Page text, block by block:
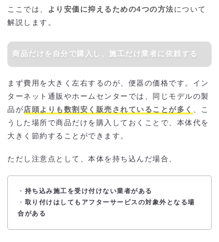
ここでは、 より安価に抑えるための4つの方法 について
解説します。
商品だけを自分で購入し、施工だけ業者に依頼する
まず費用を大きく左右するのが、便器の価格です。イン
ターネット通販やホームセンターでは、同じモデルの製
品が店頭よりも数割安く販売されていることが多く 、こ
うした場所で商品だけを購入しておくことで、本体代を
大きく節約することができます。
ただし注意点として、本体を持ち込んだ場合、
・ 持ち込み施工を受け付けない業者がある
・ 取り付けはしてもアフターサービスの対象外となる場
合がある